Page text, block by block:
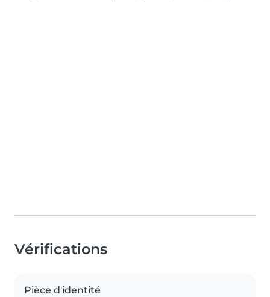
Vérifications
Pièce d'identité